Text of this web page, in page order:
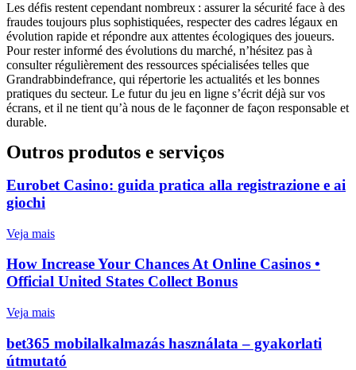
Les défis restent cependant nombreux : assurer la sécurité face à des
fraudes toujours plus sophistiquées, respecter des cadres légaux en
évolution rapide et répondre aux attentes écologiques des joueurs.
Pour rester informé des évolutions du marché, n’hésitez pas à
consulter régulièrement des ressources spécialisées telles que
Grandrabbindefrance, qui répertorie les actualités et les bonnes
pratiques du secteur. Le futur du jeu en ligne s’écrit déjà sur vos
écrans, et il ne tient qu’à nous de le façonner de façon responsable et
durable.
Outros produtos e serviços
Eurobet Casino: guida pratica alla registrazione e ai
giochi
Veja mais
How Increase Your Chances At Online Casinos •
Official United States Collect Bonus
Veja mais
bet365 mobilalkalmazás használata – gyakorlati
útmutató